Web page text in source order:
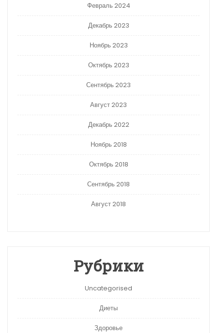
Февраль 2024
Декабрь 2023
Ноябрь 2023
Октябрь 2023
Сентябрь 2023
Август 2023
Декабрь 2022
Ноябрь 2018
Октябрь 2018
Сентябрь 2018
Август 2018
Рубрики
Uncategorised
Диеты
Здоровье